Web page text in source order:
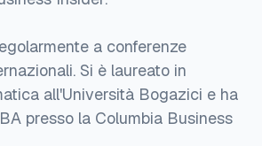
a conferenze
Si è laureato in
all'Università Bogazici e ha
presso la Columbia Business